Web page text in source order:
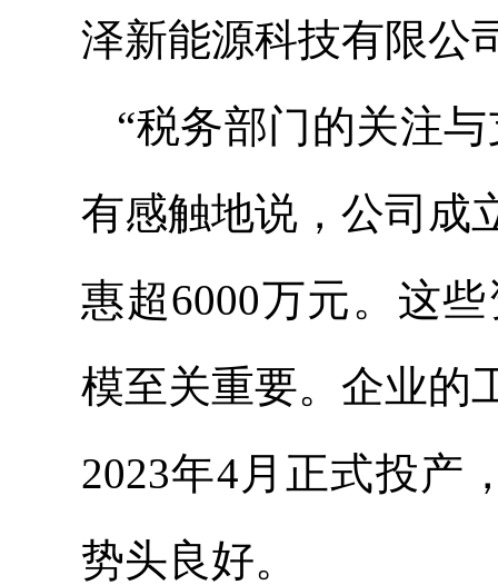
泽新能源科技有限公
“税务部门的关注
有感触地说，公司成
惠超6000万元。这
模至关重要。企业的
2023年4月正式投产
势头良好。